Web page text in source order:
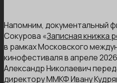
Напомним, документальный
Сокурова «Записная книжка
в рамках Московского
кинофестиваля в апреле
Александр Николаевич
директору ММКФ Ивану